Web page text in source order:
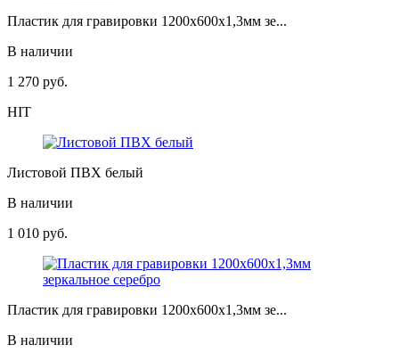
Пластик для гравировки 1200х600х1,3мм зе...
В наличии
1 270 руб.
HIT
Листовой ПВХ белый
В наличии
1 010 руб.
Пластик для гравировки 1200х600х1,3мм зе...
В наличии